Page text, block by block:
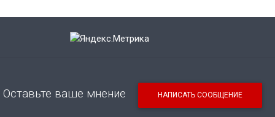
Оставьте ваше мнение НАПИСАТЬ СООБЩЕНИЕ